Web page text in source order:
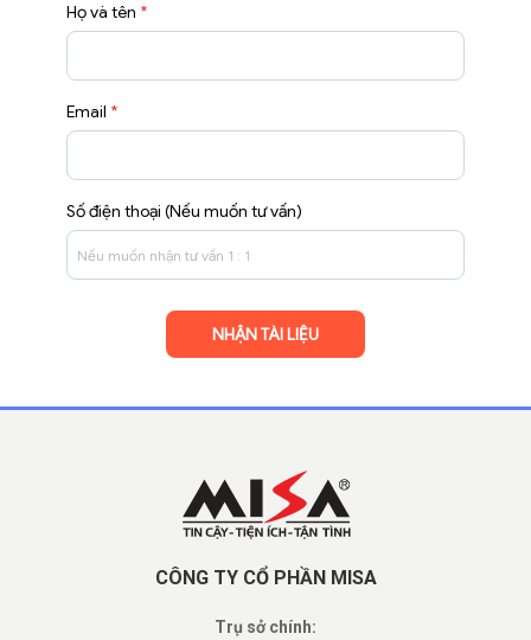
Họ và tên *
Email *
Số điện thoại (Nếu muốn tư vấn)
CÔNG TY CỔ PHẦN MISA
Trụ sở chính: